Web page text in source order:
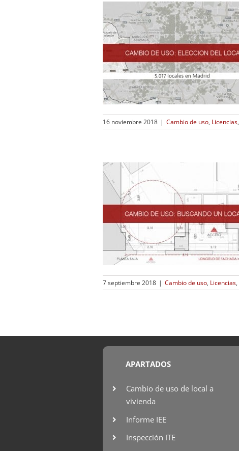
16 noviembre 2018 | Cambio de uso, Licencias,
7 septiembre 2018 | Cambio de uso, Licencias,
APARTADOS
Cambio de uso de local a
vivienda
Informe IEE
Inspección ITE